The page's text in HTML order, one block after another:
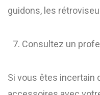
guidons, les
Consultez un
Si vous êtes incertain